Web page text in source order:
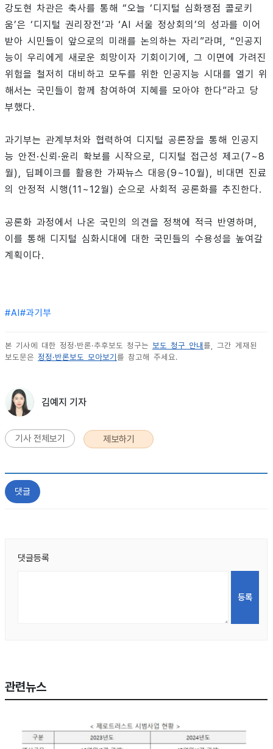
강도현 차관은 축사를 통해 “오늘 ‘디지털 심화쟁점 콜로키
움’은 ‘디지털 권리장전’과 ‘AI 서울 정상회의’의 성과를 이어
받아 시민들이 앞으로의 미래를 논의하는 자리”라며, “인공지
능이 우리에게 새로운 희망이자 기회이기에, 그 이면에 가려진
위험을 철저히 대비하고 모두를 위한 인공지능 시대를 열기 위
해서는 국민들이 함께 참여하여 지혜를 모아야 한다”라고 당
부했다.
과기부는 관계부처와 협력하여 디지털 공론장을 통해 인공지
능 안전·신뢰·윤리 확보를 시작으로, 디지털 접근성 제고(7~8
월), 딥페이크를 활용한 가짜뉴스 대응(9~10월), 비대면 진료
의 안정적 시행(11~12월) 순으로 사회적 공론화를 추진한다.
공론화 과정에서 나온 국민의 의견을 정책에 적극 반영하며,
이를 통해 디지털 심화시대에 대한 국민들의 수용성을 높여갈
계획이다.
#AI #과기부
본 기사에 대한 정정·반론·추후보도 청구는 보도 청구 안내 를, 그간 게재된
보도문은 정정·반론보도 모아보기 를 참고해 주세요.
김예지 기자
기사 전체보기 제보하기
댓글
댓글등록
관련뉴스